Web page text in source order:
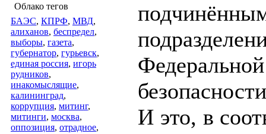
Облако тегов
БАЭС, КПРФ, МВД,
алиханов, беспредел,
выборы, газета,
губернатор, гурьевск,
единая россия, игорь
рудников,
инакомыслящие,
калининград,
коррупция, митинг,
митинги, москва,
оппозиция, отрадное,
И это, в